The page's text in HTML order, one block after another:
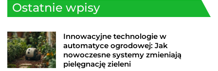
Ostatnie wpisy
Innowacyjne technologie w
automatyce ogrodowej: Jak
nowoczesne systemy zmieniają
pielęgnację zieleni